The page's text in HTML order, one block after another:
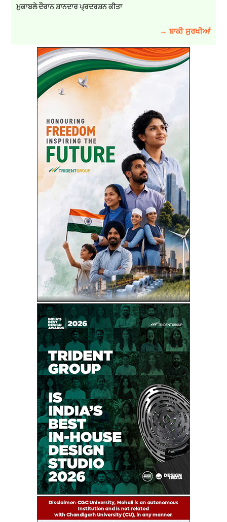
ਮੁਕਾਬਲੇ ਦੌਰਾਨ ਸ਼ਾਨਦਾਰ ਪ੍ਰਦਰਸ਼ਨ ਕੀਤਾ
→ ਬਾਕੀ ਸੁਰਖੀਆਂ